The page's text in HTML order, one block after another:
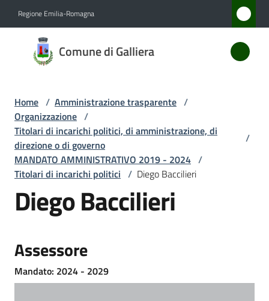
Regione Emilia-Romagna
Comune di Galliera
Comune
di
Amministrazione
Menu selezionato
Novità
Servizi
Galliera
Home / Amministrazione trasparente /
Organizzazione /
Titolari di incarichi politici, di amministrazione, di
direzione o di governo
/
MANDATO AMMINISTRATIVO 2019 - 2024 /
Titolari di incarichi politici / Diego Baccilieri
Diego Baccilieri
Assessore
Mandato: 2024 - 2029